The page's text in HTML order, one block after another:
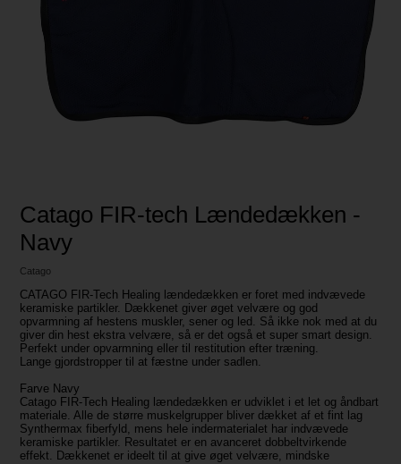
Catago FIR-tech Lændedækken -
Navy
Catago
CATAGO FIR-Tech Healing lændedækken er foret med indvævede
keramiske partikler. Dækkenet giver øget velvære og god
opvarmning af hestens muskler, sener og led. Så ikke nok med at du
giver din hest ekstra velvære, så er det også et super smart design.
Perfekt under opvarmning eller til restitution efter træning.
Lange gjordstropper til at fæstne under sadlen.
Farve Navy
Catago FIR-Tech Healing lændedækken er udviklet i et let og åndbart
materiale. Alle de større muskelgrupper bliver dækket af et fint lag
Synthermax fiberfyld, mens hele indermaterialet har indvævede
keramiske partikler. Resultatet er en avanceret dobbeltvirkende
effekt. Dækkenet er ideelt til at give øget velvære, mindske